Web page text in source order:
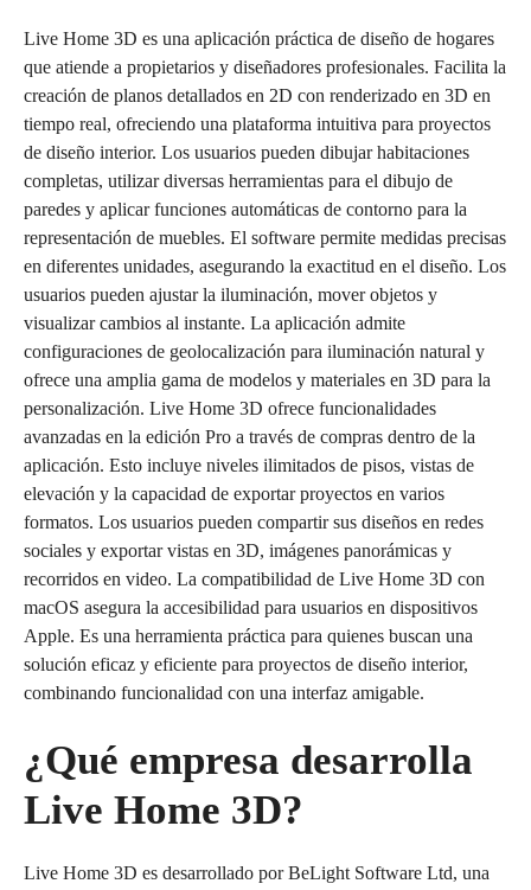
Live Home 3D es una aplicación práctica de diseño de hogares
que atiende a propietarios y diseñadores profesionales. Facilita la
creación de planos detallados en 2D con renderizado en 3D en
tiempo real, ofreciendo una plataforma intuitiva para proyectos
de diseño interior. Los usuarios pueden dibujar habitaciones
completas, utilizar diversas herramientas para el dibujo de
paredes y aplicar funciones automáticas de contorno para la
representación de muebles. El software permite medidas precisas
en diferentes unidades, asegurando la exactitud en el diseño. Los
usuarios pueden ajustar la iluminación, mover objetos y
visualizar cambios al instante. La aplicación admite
configuraciones de geolocalización para iluminación natural y
ofrece una amplia gama de modelos y materiales en 3D para la
personalización. Live Home 3D ofrece funcionalidades
avanzadas en la edición Pro a través de compras dentro de la
aplicación. Esto incluye niveles ilimitados de pisos, vistas de
elevación y la capacidad de exportar proyectos en varios
formatos. Los usuarios pueden compartir sus diseños en redes
sociales y exportar vistas en 3D, imágenes panorámicas y
recorridos en video. La compatibilidad de Live Home 3D con
macOS asegura la accesibilidad para usuarios en dispositivos
Apple. Es una herramienta práctica para quienes buscan una
solución eficaz y eficiente para proyectos de diseño interior,
combinando funcionalidad con una interfaz amigable.
¿Qué empresa desarrolla
Live Home 3D?
Live Home 3D es desarrollado por BeLight Software Ltd, una